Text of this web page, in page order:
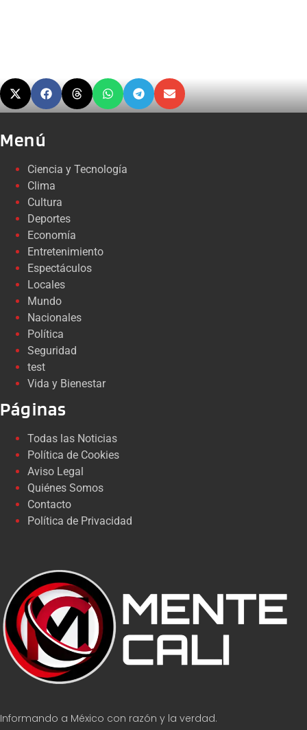
Informando a México con razón y la verdad.
Menú
Ciencia y Tecnología
Clima
Cultura
Deportes
Economía
Entretenimiento
Espectáculos
Locales
Mundo
Nacionales
Política
Seguridad
test
Vida y Bienestar
Páginas
Todas las Noticias
Política de Cookies
Aviso Legal
Quiénes Somos
Contacto
Política de Privacidad